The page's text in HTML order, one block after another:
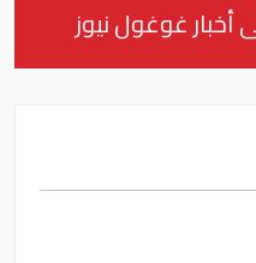
أخبار غوغول نيوز